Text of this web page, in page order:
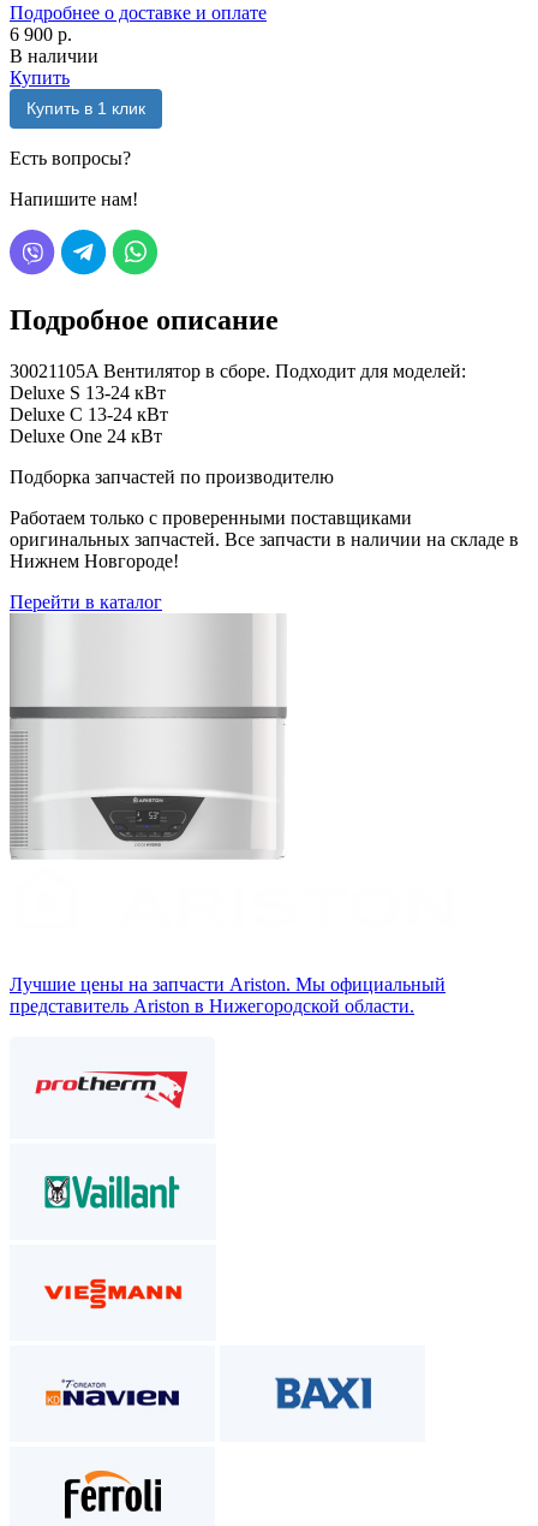
Подробнее о доставке и оплате
6 900 р.
В наличии
Купить
Купить в 1 клик
Есть вопросы?
Напишите нам!
Подробное описание
30021105A Вентилятор в сборе. Подходит для моделей:
Deluxe S 13-24 кВт
Deluxe C 13-24 кВт
Deluxe One 24 кВт
Подборка запчастей по производителю
Работаем только с проверенными поставщиками
оригинальных запчастей. Все запчасти в наличии на складе в
Нижнем Новгороде!
Перейти в каталог
Лучшие цены на запчасти Аriston. Мы официальный
представитель Ariston в Нижегородской области.